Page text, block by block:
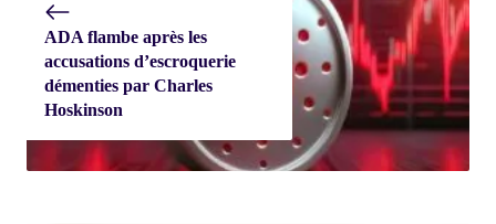
ADA flambe après les
accusations d’escroquerie
démenties par Charles
Hoskinson